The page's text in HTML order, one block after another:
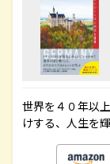
世界を４０年以
けする、人生を